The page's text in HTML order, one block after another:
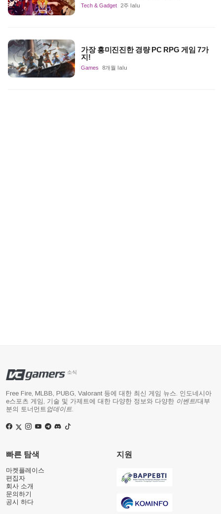
Tech & Gadget 2주 lalu
가장 흥미진진한 경량 PC RPG 게임 7가
지!
Games 8개월 lalu
소식
Free Fire, MLBB, PUBG, Valorant 등에 대한 최신 게임 뉴스. 인도네시아
e스포츠 게임, 기술 및 가제트에 대한 다양한 정보와 다양한 이벤트/대부
분의 토너먼트 업데이트.
빠른 탐색
마켓플레이스
편집자
회사 소개
문의하기
공시 하다
지원